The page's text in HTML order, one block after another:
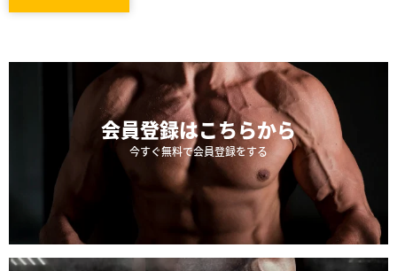
会員登録はこちらから
今すぐ無料で会員登録をする